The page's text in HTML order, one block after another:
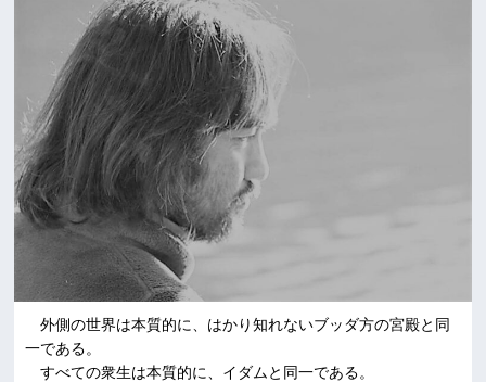
外側の世界は本質的に、はかり知れないブッダ方の宮殿と同
一である。
すべての衆生は本質的に、イダムと同一である。